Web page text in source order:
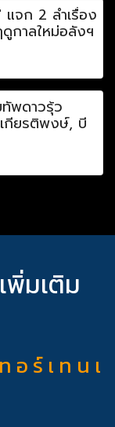
จก 2 ลำเรื่อง
กาลใหม่อลังฯ
ทัพดาวรุ้ว
เกียรติพงษ์, บี
พิ่มเติม
อ ร์ เ ท น เ